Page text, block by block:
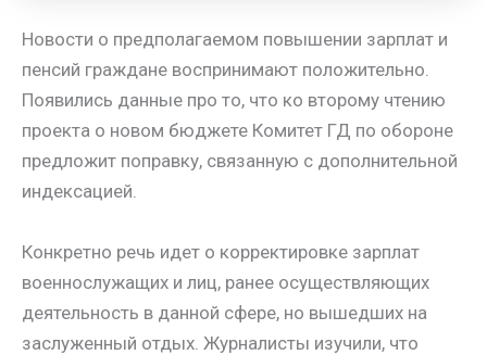
Новости о предполагаемом повышении зарплат и
пенсий граждане воспринимают положительно.
Появились данные про то, что ко второму чтению
проекта о новом бюджете Комитет ГД по обороне
предложит поправку, связанную с дополнительной
индексацией.
Конкретно речь идет о корректировке зарплат
военнослужащих и лиц, ранее осуществляющих
деятельность в данной сфере, но вышедших на
заслуженный отдых. Журналисты изучили, что